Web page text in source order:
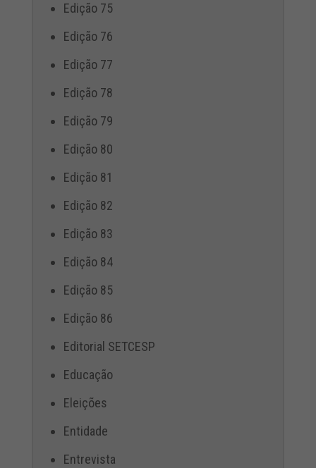
Edição 75
Edição 76
Edição 77
Edição 78
Edição 79
Edição 80
Edição 81
Edição 82
Edição 83
Edição 84
Edição 85
Edição 86
Editorial SETCESP
Educação
Eleições
Entidade
Entrevista